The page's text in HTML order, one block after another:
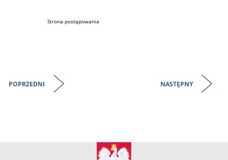
Strona postępowania
POPRZEDNI NASTĘPNY